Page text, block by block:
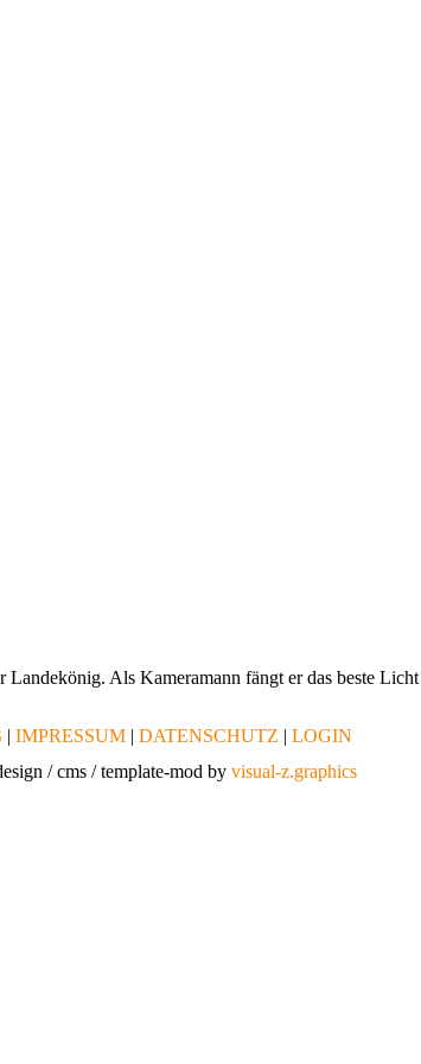
Als Kameramann fängt er das beste
| IMPRESSUM | DATENSCHUTZ | LOGIN
/ cms / template-mod by visual-z.graphics